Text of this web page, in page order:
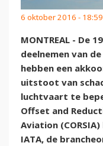
6 oktober 2016 -
MONTREAL - De
deelnemen van
hebben een
uitstoot van
luchtvaart te
Offset and
Aviation
IATA, de